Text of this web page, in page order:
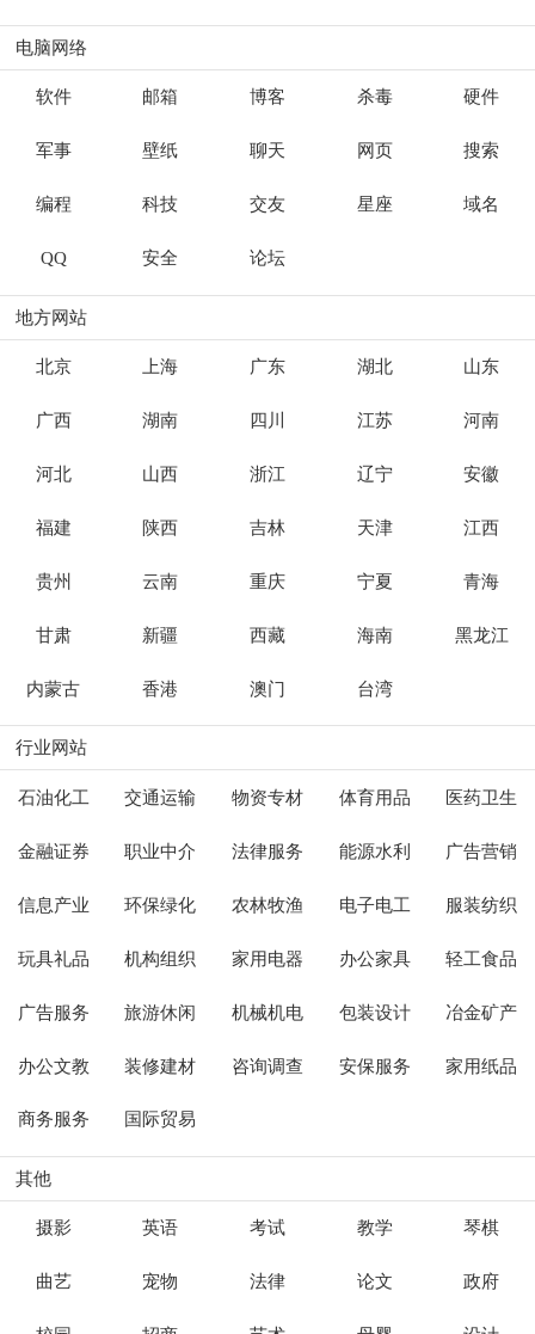
电脑网络
软件 邮箱 博客 杀毒 硬件
军事 壁纸 聊天 网页 搜索
编程 科技 交友 星座 域名
QQ 安全 论坛
地方网站
北京 上海 广东 湖北 山东
广西 湖南 四川 江苏 河南
河北 山西 浙江 辽宁 安徽
福建 陕西 吉林 天津 江西
贵州 云南 重庆 宁夏 青海
甘肃 新疆 西藏 海南 黑龙江
内蒙古 香港 澳门 台湾
行业网站
石油化工 交通运输 物资专材 体育用品 医药卫生
金融证券 职业中介 法律服务 能源水利 广告营销
信息产业 环保绿化 农林牧渔 电子电工 服装纺织
玩具礼品 机构组织 家用电器 办公家具 轻工食品
广告服务 旅游休闲 机械机电 包装设计 冶金矿产
办公文教 装修建材 咨询调查 安保服务 家用纸品
商务服务 国际贸易
其他
摄影 英语 考试 教学 琴棋
曲艺 宠物 法律 论文 政府